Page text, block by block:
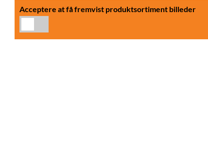
Acceptere at få fremvist produktsortiment billeder